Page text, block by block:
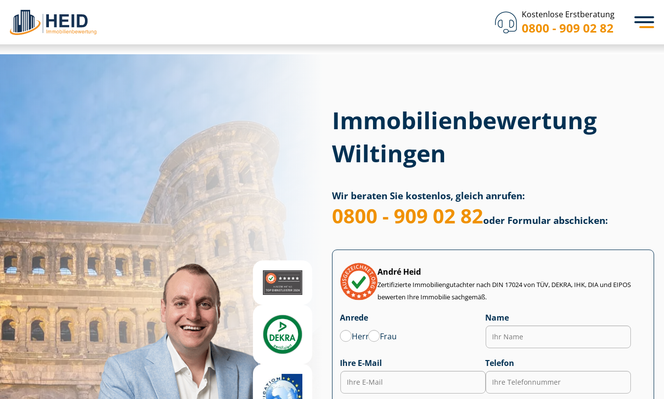
Kostenlose Erstberatung
0800 - 909 02 82
Immobilien­bewertung
Wiltingen
Wir beraten Sie kostenlos, gleich anrufen:
0800 - 909 02 82oder Formular abschicken:
André Heid
Zertifizierte Im­mo­bi­li­en­gut­ach­ter nach DIN 17024 von TÜV, DEKRA, IHK, DIA und EIPOS
bewerten Ihre Immobilie sachgemäß.
Anrede
Herr
Frau
Name
Ihre E-Mail Telefon